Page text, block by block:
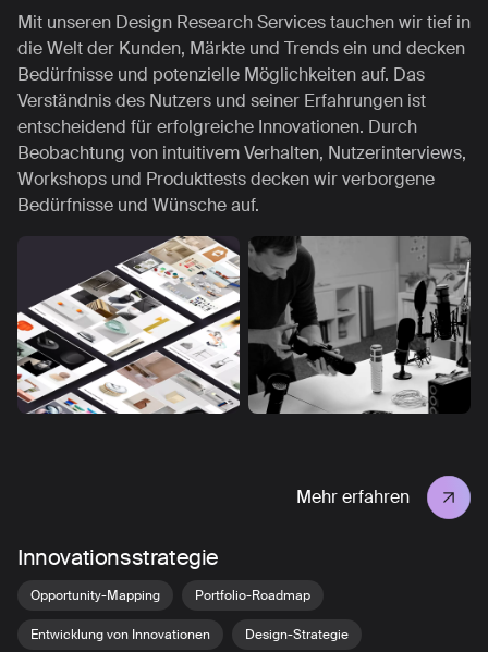
Mit unseren Design Research Services tauchen wir tief in
die Welt der Kunden, Märkte und Trends ein und decken
Bedürfnisse und potenzielle Möglichkeiten auf. Das
Verständnis des Nutzers und seiner Erfahrungen ist
entscheidend für erfolgreiche Innovationen. Durch
Beobachtung von intuitivem Verhalten, Nutzerinterviews,
Workshops und Produkttests decken wir verborgene
Bedürfnisse und Wünsche auf.
Mehr erfahren
Innovationsstrategie
Opportunity-Mapping Portfolio-Roadmap
Entwicklung von Innovationen Design-Strategie